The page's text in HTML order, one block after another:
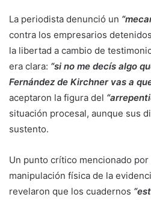
La periodista denunció un
contra los empresarios
la libertad a cambio de
era clara: “si no me decís algo
Fernández de Kirchner vas a
aceptaron la figura del
situación procesal, aunque sus
sustento.
Un punto crítico mencionado por
manipulación física de la
revelaron que los cuadernos